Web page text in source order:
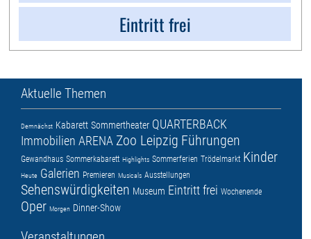
Eintritt frei
Aktuelle Themen
Demnächst Kabarett Sommertheater QUARTERBACK
Immobilien ARENA Zoo Leipzig Führungen
Gewandhaus Sommerkabarett Highlights Sommerferien Trödelmarkt Kinder
Heute Galerien Premieren Musicals Ausstellungen
Sehenswürdigkeiten Museum Eintritt frei Wochenende
Oper Morgen Dinner-Show